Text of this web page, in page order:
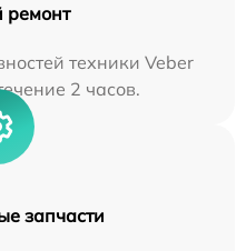
ремонт
техники Veber
2 часов.
запчасти